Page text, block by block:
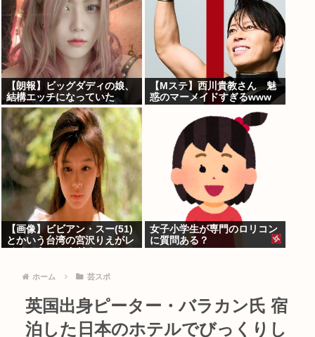
【朗報】ビッグダディの娘、
結構エッチになっていた
【Mステ】西川貴教さん 魅
惑のマーメイドすぎるwww
【画像】ビビアン・スー(51)
とかいう台湾の宮沢りえがレ
女子小学生が専門のロリコン
に質問ある？
ホーム 芸スポ
英国出身ピーター・バラカン氏 宿
泊した日本のホテルでびっくりし